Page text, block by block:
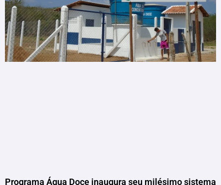
Programa Água Doce inaugura seu milésimo sistema